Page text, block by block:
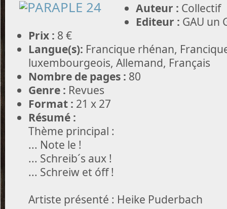
Auteur : Collectif
Editeur : GAU un
Prix : 8 €
Langue(s): Francique rhénan,
luxembourgeois, Allemand, Français
Nombre de pages : 80
Genre : Revues
Format : 21 x 27
Résumé :
Thème principal :
... Note le !
... Schreib´s aux !
... Schreiw et óff !
Artiste présenté : Heike Puderbach